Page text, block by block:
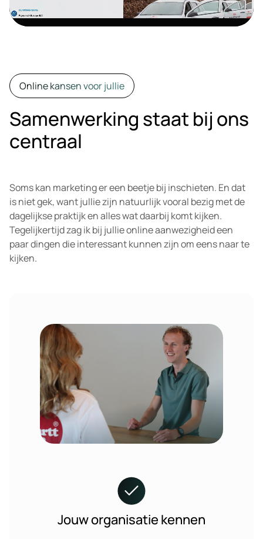
Online kansen voor jullie
Samenwerking staat bij ons
centraal
Soms kan marketing er een beetje bij inschieten. En dat
is niet gek, want jullie zijn natuurlijk vooral bezig met de
dagelijkse praktijk en alles wat daarbij komt kijken.
Tegelijkertijd zag ik bij jullie online aanwezigheid een
paar dingen die interessant kunnen zijn om eens naar te
kijken.
Jouw organisatie kennen